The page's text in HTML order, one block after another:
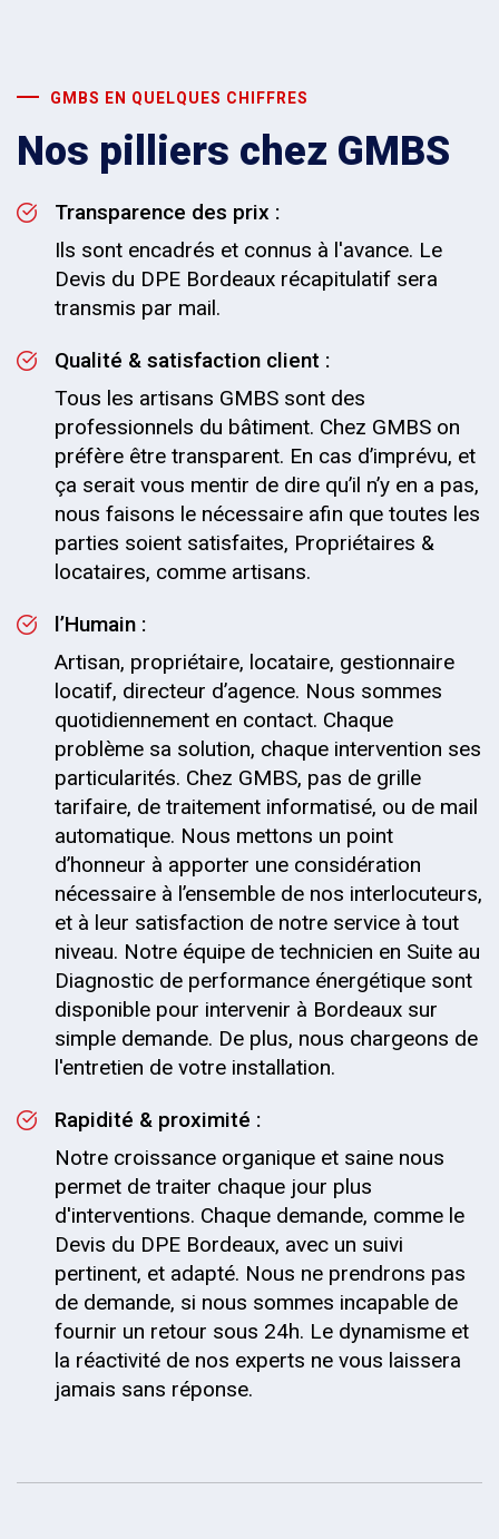
GMBS EN QUELQUES CHIFFRES
Nos pilliers chez GMBS
Transparence des prix :
Ils sont encadrés et connus à l'avance. Le
Devis du DPE Bordeaux récapitulatif sera
transmis par mail.
Qualité & satisfaction client :
Tous les artisans GMBS sont des
professionnels du bâtiment. Chez GMBS on
préfère être transparent. En cas d’imprévu, et
ça serait vous mentir de dire qu’il n’y en a pas,
nous faisons le nécessaire afin que toutes les
parties soient satisfaites, Propriétaires &
locataires, comme artisans.
l’Humain :
Artisan, propriétaire, locataire, gestionnaire
locatif, directeur d’agence. Nous sommes
quotidiennement en contact. Chaque
problème sa solution, chaque intervention ses
particularités. Chez GMBS, pas de grille
tarifaire, de traitement informatisé, ou de mail
automatique. Nous mettons un point
d’honneur à apporter une considération
nécessaire à l’ensemble de nos interlocuteurs,
et à leur satisfaction de notre service à tout
niveau. Notre équipe de technicien en Suite au
Diagnostic de performance énergétique sont
disponible pour intervenir à Bordeaux sur
simple demande. De plus, nous chargeons de
l'entretien de votre installation.
Rapidité & proximité :
Notre croissance organique et saine nous
permet de traiter chaque jour plus
d'interventions. Chaque demande, comme le
Devis du DPE Bordeaux, avec un suivi
pertinent, et adapté. Nous ne prendrons pas
de demande, si nous sommes incapable de
fournir un retour sous 24h. Le dynamisme et
la réactivité de nos experts ne vous laissera
jamais sans réponse.